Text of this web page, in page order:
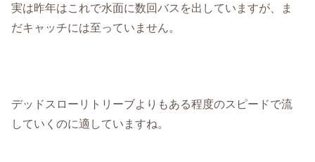
実は昨年はこれで水面に数回バスを出していますが、ま
だキャッチには至っていません。
デッドスローリトリーブよりもある程度のスピードで流
していくのに適していますね。